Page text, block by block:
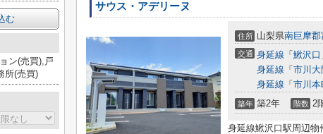
サウス・アデリーヌ
住所 山梨県南巨摩
交通 身延線 「 鰍沢口
身延線 「 市川大
身延線 「 市川本
築年 築2年 階数 2
身延線鰍沢口駅周辺物
む
ン(売買),戸
所(売買)